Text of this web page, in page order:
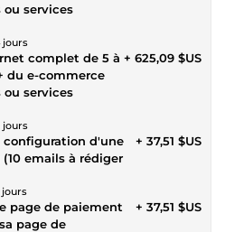
services
jours
complet de 5 à
du e-commerce
services
jours
+ 625,09 $US
configuration d'une
emails à rédiger
jours
+ 37,51 $US
page de paiement
page de
+ 37,51 $US